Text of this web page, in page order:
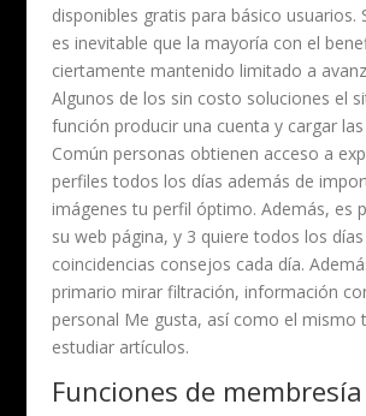
disponibles gratis para básico usuarios.
es inevitable que la mayoría con el
ciertamente mantenido limitado a
Algunos de los sin costo soluciones el
función producir una cuenta y cargar
Común personas obtienen acceso a
perfiles todos los días además de
imágenes tu perfil óptimo. Además, es
su web página, y 3 quiere todos los
coincidencias consejos cada día.
primario mirar filtración, información
personal Me gusta, así como el mismo
estudiar artículos.
Funciones de